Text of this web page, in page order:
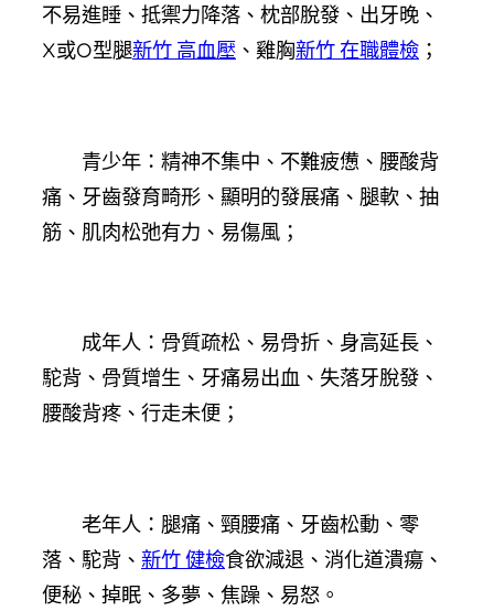
不易進睡、抵禦力降落、枕部脫發、出牙晚、
X或O型腿新竹 高血壓 、雞胸新竹 在職體檢 ；
青少年：精神不集中、不難疲憊、腰酸背
痛、牙齒發育畸形、顯明的發展痛、腿軟、抽
筋、肌肉松弛有力、易傷風；
成年人：骨質疏松、易骨折、身高延長、
駝背、骨質增生、牙痛易出血、失落牙脫發、
腰酸背疼、行走未便；
老年人：腿痛、頸腰痛、牙齒松動、零
落、駝背、 新竹 健檢食欲減退、消化道潰瘍、
便秘、掉眠、多夢、焦躁、易怒。